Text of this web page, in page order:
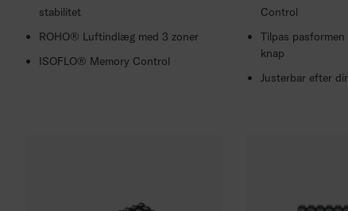
stabilitet
ROHO® Luftindlæg med 3 zoner
ISOFLO® Memory Control
Control
Tilpas
knap
Justerbar efter